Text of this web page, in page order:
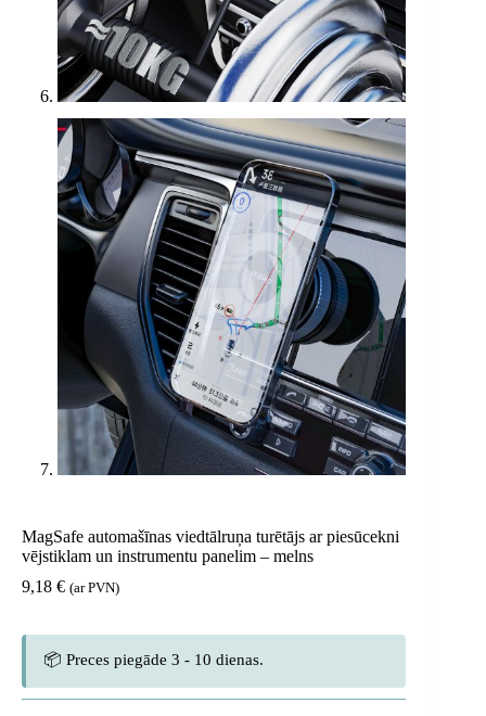
MagSafe automašīnas viedtālruņa turētājs ar piesūcekni
vējstiklam un instrumentu panelim – melns
9,18 € (ar PVN)
📦 Preces piegāde 3 - 10 dienas.